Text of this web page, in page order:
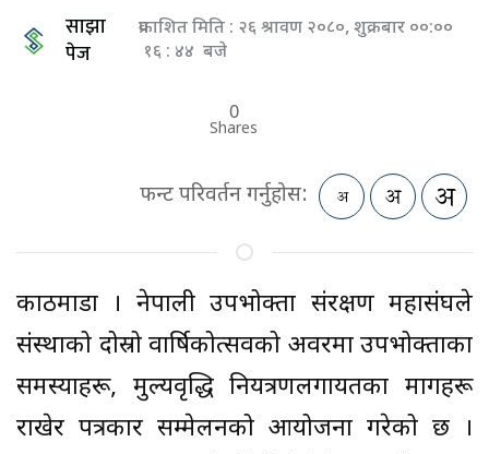
साझा
पेज
प्रकाशित मिति : २६ श्रावण २०८०, शुक्रबार ००:००
१६ : ४४ बजे
0
Shares
फन्ट परिवर्तन गर्नुहोस:
काठमाडौं । नेपाली उपभोक्ता संरक्षण महासंघले
संस्थाको दोस्रो वार्षिकोत्सवको अवरमा उपभोक्ताका
समस्याहरू, मुल्यवृद्धि नियत्रणलगायतका मागहरू
राखेर पत्रकार सम्मेलनको आयोजना गरेको छ ।